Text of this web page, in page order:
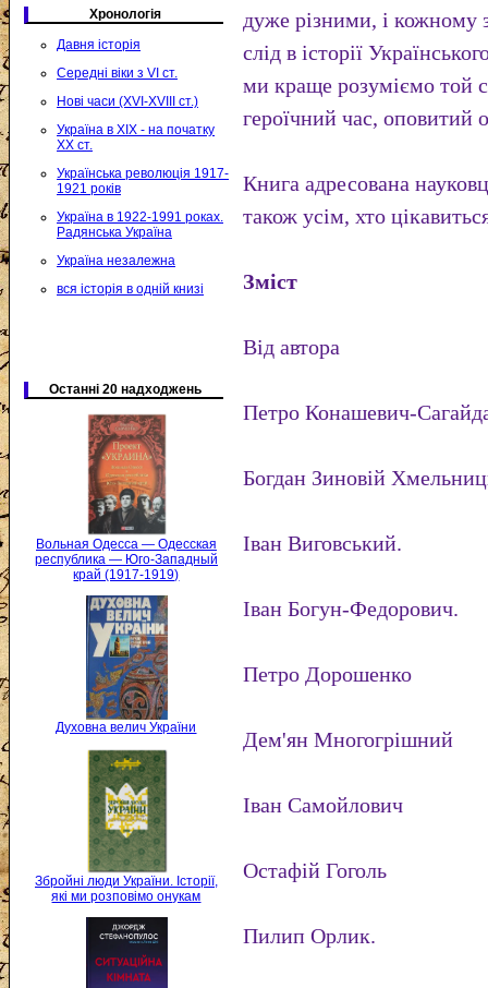
Хронологія
Давня історія
Середні віки з VI ст.
Нові часи (XVI-XVIII ст.)
Україна в XIX - на початку
XX ст.
Українська революція 1917-
1921 років
Україна в 1922-1991 роках.
Радянська Україна
Україна незалежна
вся історія в одній книзі
Останні 20 надходжень
Вольная Одесса — Одесская
республика — Юго-Западный
край (1917-1919)
Духовна велич України
Збройні люди України. Історії,
які ми розповімо онукам
дуже різними, і кожному
слід в історії
ми краще розуміємо той
героїчний час, оповитий
Книга адресована
також усім, хто
Зміст
Від автора
Петро Конашевич-
Богдан Зиновій
Іван Виговський.
Іван Богун-Федорович.
Петро Дорошенко
Дем'ян Многогрішний
Іван Самойлович
Остафій Гоголь
Пилип Орлик.